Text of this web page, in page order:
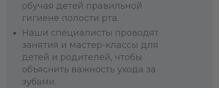
обучая детей правильной
гигиене полости рта.
Наши специалисты проводят
занятия и мастер-классы для
детей и родителей, чтобы
объяснить важность ухода за
зубами.